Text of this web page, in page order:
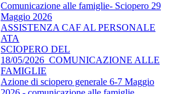
Comunicazione alle famiglie- Sciopero 29
Maggio 2026
ASSISTENZA CAF AL PERSONALE
ATA
SCIOPERO DEL
18/05/2026_COMUNICAZIONE ALLE
FAMIGLIE
Azione di sciopero generale 6-7 Maggio